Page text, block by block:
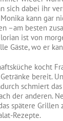
sich dabei ihr
kann gar
–am besten
ist von
Gäste, wo er
kocht
bereit.
schmiert
der anderen.
spätere Grillen
Rezepte.